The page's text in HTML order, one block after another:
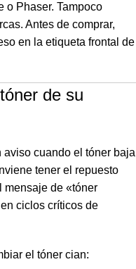
o Phaser. Tampoco
Antes de comprar,
en la etiqueta frontal de
de su
cuando el tóner baja
tener el repuesto
mensaje de «tóner
ciclos críticos de
el tóner cian: